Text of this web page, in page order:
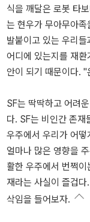
식을 깨달은 로봇 타
는 현우가 무아무아
발붙이고 있는 우리
어디에 있는지를 재
안이 되기 때문이다.
SF는 딱딱하고 어려
다. SF는 비인간 존재
우주에서 우리가 어떻
얼마나 많은 영향을
활한 우주에서 번쩍
재라는 사실이 즐겁
삭임을 들어보자.